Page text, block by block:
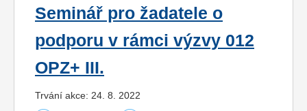
Seminář pro žadatele o
podporu v rámci výzvy 012
OPZ+ III.
Trvání akce: 24. 8. 2022